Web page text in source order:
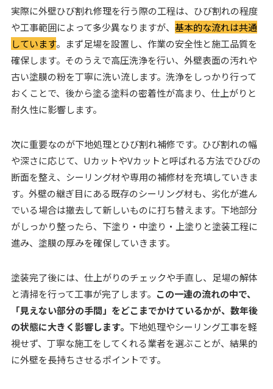
実際に外壁ひび割れ修理を行う際の工程は、ひび割れの程度
や工事範囲によって多少異なりますが、 基本的な流れは共通
しています。まず足場を設置し、作業の安全性と施工品質を
確保します。そのうえで高圧洗浄を行い、外壁表面の汚れや
古い塗膜の粉を丁寧に洗い流します。洗浄をしっかり行って
おくことで、後から塗る塗料の密着性が高まり、仕上がりと
耐久性に影響します。
次に重要なのが下地処理とひび割れ補修です。ひび割れの幅
や深さに応じて、UカットやVカットと呼ばれる方法でひびの
断面を整え、シーリング材や専用の補修材を充填していきま
す。外壁の継ぎ目にある既存のシーリング材も、劣化が進ん
でいる場合は撤去して新しいものに打ち替えます。下地部分
がしっかり整ったら、下塗り・中塗り・上塗りと塗装工程に
進み、塗膜の厚みを確保していきます。
塗装完了後には、仕上がりのチェックや手直し、足場の解体
と清掃を行って工事が完了します。 この一連の流れの中で、
「見えない部分の手間」をどこまでかけているかが、数年後
の状態に大きく影響します。 下地処理やシーリング工事を軽
視せず、丁寧な施工をしてくれる業者を選ぶことが、結果的
に外壁を長持ちさせるポイントです。